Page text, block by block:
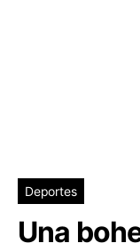
Deportes
Una